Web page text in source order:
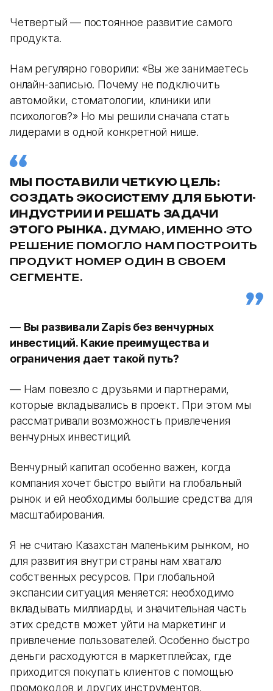
Четвертый — постоянное развитие самого
продукта.
Нам регулярно говорили: «Вы же занимаетесь
онлайн-записью. Почему не подключить
автомойки, стоматологии, клиники или
психологов?» Но мы решили сначала стать
лидерами в одной конкретной нише.
МЫ ПОСТАВИЛИ ЧЕТКУЮ ЦЕЛЬ:
СОЗДАТЬ ЭКОСИСТЕМУ ДЛЯ БЬЮТИ-
ИНДУСТРИИ И РЕШАТЬ ЗАДАЧИ
ЭТОГО РЫНКА. ДУМАЮ, ИМЕННО ЭТО
РЕШЕНИЕ ПОМОГЛО НАМ ПОСТРОИТЬ
ПРОДУКТ НОМЕР ОДИН В СВОЕМ
СЕГМЕНТЕ.
— Вы развивали Zapis без венчурных
инвестиций. Какие преимущества и
ограничения дает такой путь?
— Нам повезло с друзьями и партнерами,
которые вкладывались в проект. При этом мы
рассматривали возможность привлечения
венчурных инвестиций.
Венчурный капитал особенно важен, когда
компания хочет быстро выйти на глобальный
рынок и ей необходимы большие средства для
масштабирования.
Я не считаю Казахстан маленьким рынком, но
для развития внутри страны нам хватало
собственных ресурсов. При глобальной
экспансии ситуация меняется: необходимо
вкладывать миллиарды, и значительная часть
этих средств может уйти на маркетинг и
привлечение пользователей. Особенно быстро
деньги расходуются в маркетплейсах, где
приходится покупать клиентов с помощью
промокодов и других инструментов.